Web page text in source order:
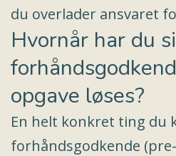
du overlader ansvaret
Hvornår har du
opgave løses?
En helt konkret ting du
forhåndsgodkende